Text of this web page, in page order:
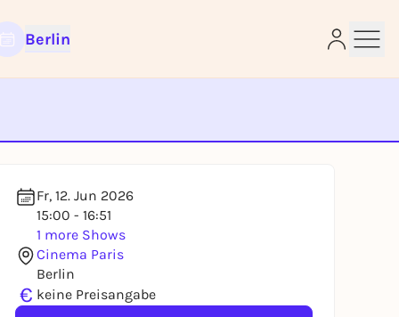
Berlin
Fr, 12. Jun 2026
15:00 - 16:51
1 more Shows
Cinema Paris
Berlin
€ keine Preisangabe